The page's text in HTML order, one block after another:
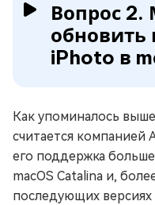
Вопрос
iPhoto в
Как упоминалось
считается компанией
его поддержка
macOS Catalina и,
последующих версиях